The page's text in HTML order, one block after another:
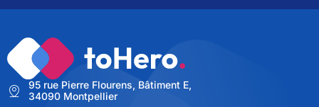
95 rue Pierre Flourens, Bâtiment E,
34090 Montpellier